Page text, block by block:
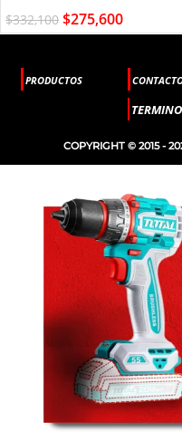
$332,100 $275,600
PRODUCTOS
COPYRIGHT © 2015 -